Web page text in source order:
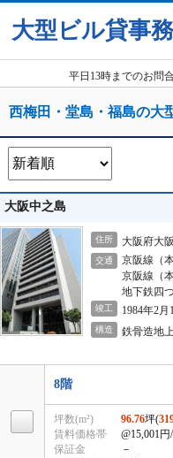
大型ビル貸事
平日13時までのお問
西梅田・堂島・福島の大
大阪中之島
住所 大阪府大
交通
京阪線（
京阪線（
地下鉄四
竣工 1984年2月
構造 鉄骨造地
8階
坪数(m²) 96.76坪(
賃料価格帯
@15,001円
保証金
－